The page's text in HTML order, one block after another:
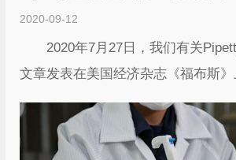
2020-09-12
2020年7月27日，我们有关
文章发表在美国经济杂志《福布斯》